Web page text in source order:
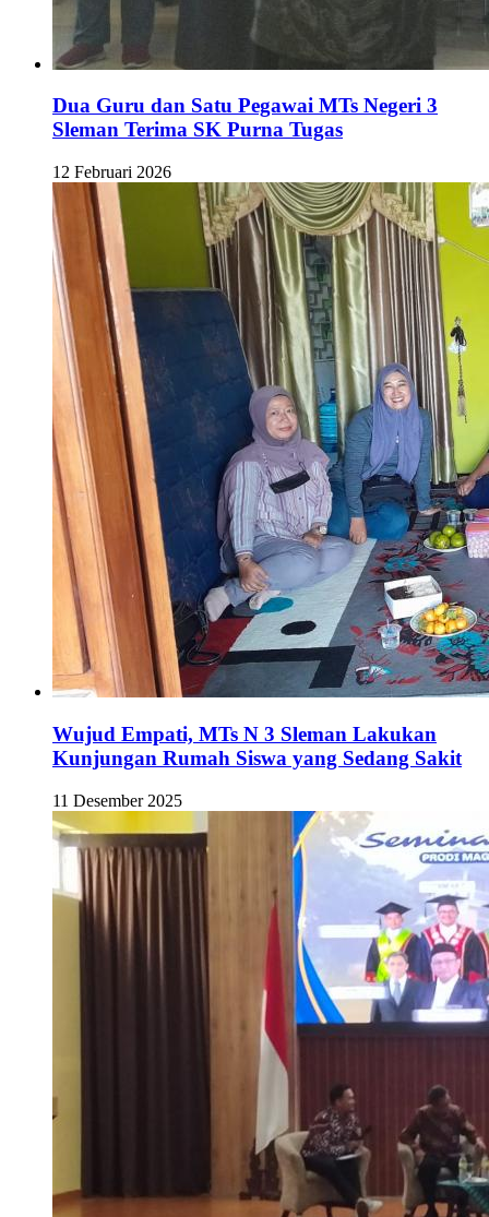
Dua Guru dan Satu Pegawai MTs Negeri 3
Sleman Terima SK Purna Tugas
12 Februari 2026
Wujud Empati, MTs N 3 Sleman Lakukan
Kunjungan Rumah Siswa yang Sedang Sakit
11 Desember 2025